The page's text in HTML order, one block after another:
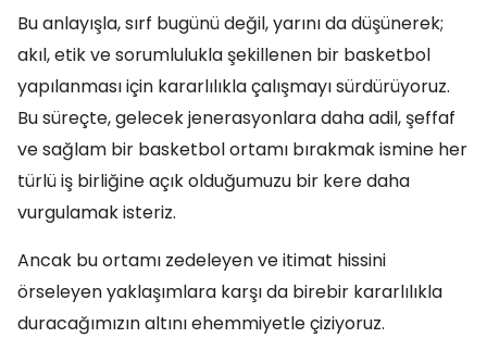
Bu anlayışla, sırf bugünü değil, yarını da düşünerek;
akıl, etik ve sorumlulukla şekillenen bir basketbol
yapılanması için kararlılıkla çalışmayı sürdürüyoruz.
Bu süreçte, gelecek jenerasyonlara daha adil, şeffaf
ve sağlam bir basketbol ortamı bırakmak ismine her
türlü iş birliğine açık olduğumuzu bir kere daha
vurgulamak isteriz.
Ancak bu ortamı zedeleyen ve itimat hissini
örseleyen yaklaşımlara karşı da birebir kararlılıkla
duracağımızın altını ehemmiyetle çiziyoruz.